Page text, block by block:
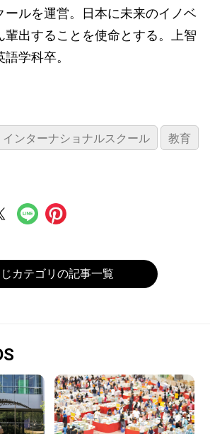
ールを運営。日本に未来のイノベ
輩出することを使命とする。上智
学科卒。
インターナショナルスクール 教育
カテゴリの記事一覧